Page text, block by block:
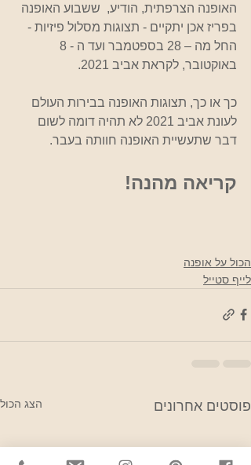
האופנה הצרפתית, הודיע, ​​ ששבוע האופנה
בפריז אכן יתקיים - תצוגות מסלול פיזיות -
באוקטובר, לקראת אביב 2021.
כך או כך, תצוגות האופנה בבירות העולם
לעונת אביב 2021 לא תהיה דומה לשום
דבר שתעשיית האופנה חוותה בעבר.
קריאה מהנה!
הכול על אופנה
לייף סטייל
פוסטים אחרונים הצג הכול